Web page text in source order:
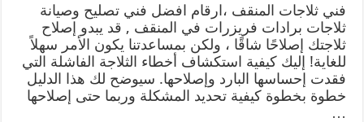
فني ثلاجات المنقف ،ارقام افضل فني تصليح وصيانة
ثلاجات برادات فريزرات في المنقف , قد يبدو إصلاح
ثلاجتك إصلاحًا شاقًا ، ولكن بمساعدتنا يكون الأمر سهلاً
للغاية! إليك كيفية استكشاف أخطاء الثلاجة الفاشلة التي
فقدت إحساسها البارد وإصلاحها. سيوضح لك هذا الدليل
خطوة بخطوة كيفية تحديد المشكلة وربما حتى إصلاحها
…